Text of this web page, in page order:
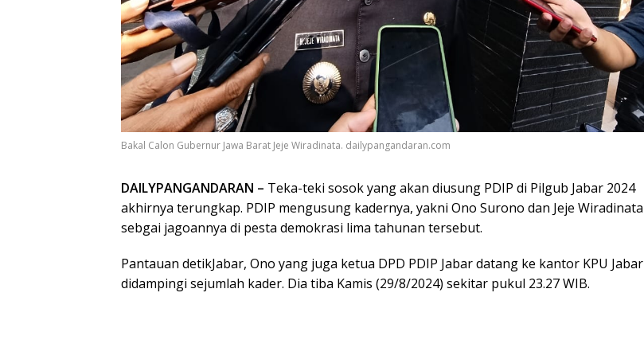
Bakal Calon Gubernur Jawa Barat Jeje Wiradinata. dailypangandaran.com
DAILYPANGANDARAN – Teka-teki sosok yang akan diusung PDIP di Pilgub Jabar 2024
akhirnya terungkap. PDIP mengusung kadernya, yakni Ono Surono dan Jeje Wiradinata
sebgai jagoannya di pesta demokrasi lima tahunan tersebut.
Pantauan detikJabar, Ono yang juga ketua DPD PDIP Jabar datang ke kantor KPU Jabar
didampingi sejumlah kader. Dia tiba Kamis (29/8/2024) sekitar pukul 23.27 WIB.